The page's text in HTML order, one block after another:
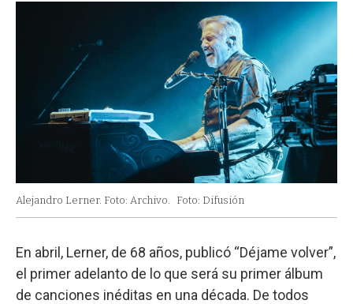
Alejandro Lerner. Foto: Archivo. Foto: Difusión
En abril, Lerner, de 68 años, publicó “Déjame volver”,
el primer adelanto de lo que será su primer álbum
de canciones inéditas en una década. De todos